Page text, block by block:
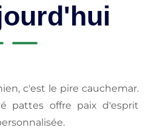
c'est le pire cauchemar.
pattes offre paix d'esprit